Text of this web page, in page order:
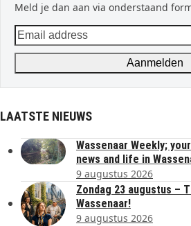
Meld je dan aan via onderstaand
Email
address
Aanmelden
LAATSTE NIEUWS
Wassenaar Weekly;
news and life in
9 augustus 2026
Zondag 23 augustus –
Wassenaar!
9 augustus 2026